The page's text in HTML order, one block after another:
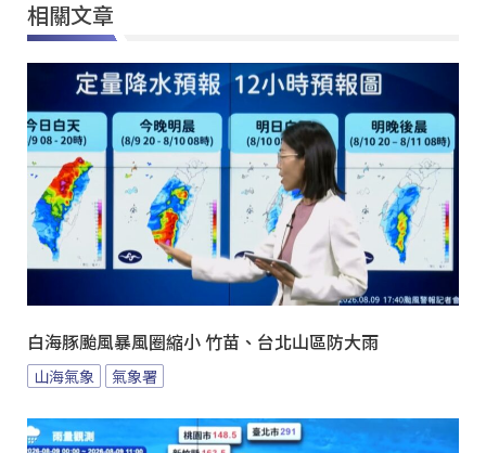
相關文章
白海豚颱風暴風圈縮小 竹苗、台北山區防大雨
山海氣象 氣象署